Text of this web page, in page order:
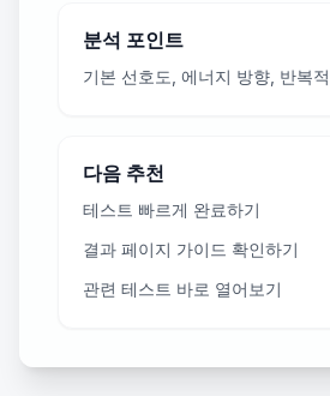
분석 포인트
기본 선호도, 에너지 방향, 반복
다음 추천
테스트 빠르게 완료하기
결과 페이지 가이드 확인하기
관련 테스트 바로 열어보기